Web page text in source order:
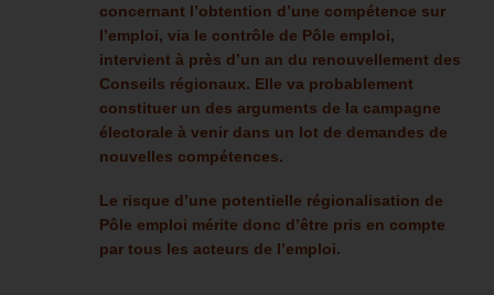
concernant l’obtention d’une compétence sur
l’emploi, via le contrôle de Pôle emploi,
intervient à près d’un an du renouvellement des
Conseils régionaux. Elle va probablement
constituer un des arguments de la campagne
électorale à venir dans un lot de demandes de
nouvelles compétences.
Le risque d’une potentielle régionalisation de
Pôle emploi mérite donc d’être pris en compte
par tous les acteurs de l’emploi.